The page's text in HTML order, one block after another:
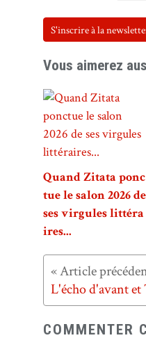
S'inscrire à la
Vous aimerez
Quand Zitata ponc
tue le salon 2026 de
ses virgules littéra
ires...
COMMENTER